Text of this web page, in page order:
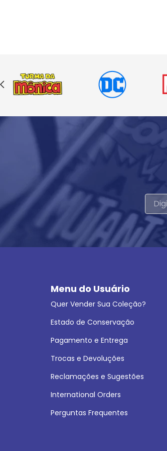
Menu do Usuário
Quer Vender Sua Coleção?
Estado de Conservação
Pagamento e Entrega
Trocas e Devoluções
Reclamações e Sugestões
International Orders
Perguntas Frequentes